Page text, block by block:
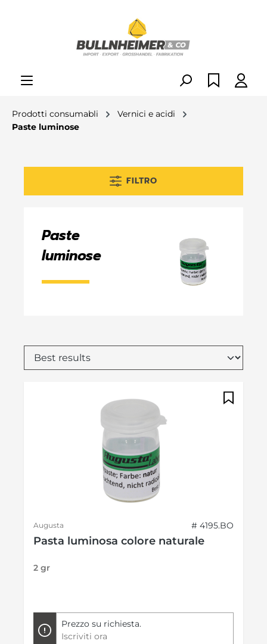
Prodotti consumabli
Vernici e acidi
Paste luminose
FILTRO
Paste
luminose
Augusta # 4195.BO
Pasta luminosa colore naturale
2 gr
Prezzo su richiesta.
Iscriviti ora